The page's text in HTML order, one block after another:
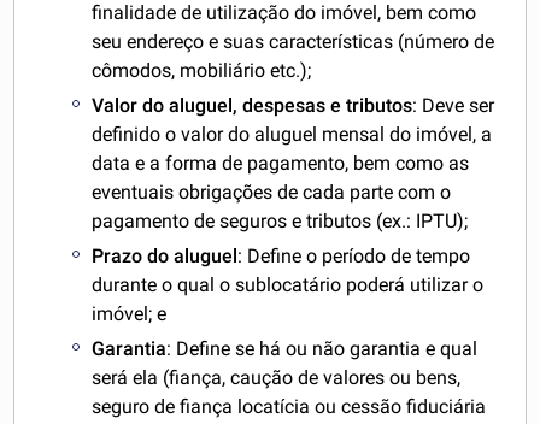
finalidade de utilização do imóvel, bem como
seu endereço e suas características (número de
cômodos, mobiliário etc.);
Valor do aluguel, despesas e tributos: Deve ser
definido o valor do aluguel mensal do imóvel, a
data e a forma de pagamento, bem como as
eventuais obrigações de cada parte com o
pagamento de seguros e tributos (ex.: IPTU);
Prazo do aluguel: Define o período de tempo
durante o qual o sublocatário poderá utilizar o
imóvel; e
Garantia: Define se há ou não garantia e qual
será ela (fiança, caução de valores ou bens,
seguro de fiança locatícia ou cessão fiduciária